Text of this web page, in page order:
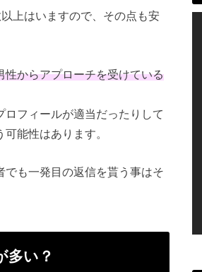
上はいますので、その点も安
性からアプローチを受けている
フィールが適当だったりして
能性はあります。
も一発目の返信を貰う事はそ
多い？